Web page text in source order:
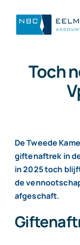
inhoud
Mijn
Toch
De Tweede
giftenaftrek in
in 2025 toch
de
afgeschaft.